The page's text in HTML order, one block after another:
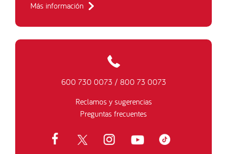
Más información
600 730 0073 / 800 73 0073
Reclamos y sugerencias
Preguntas frecuentes